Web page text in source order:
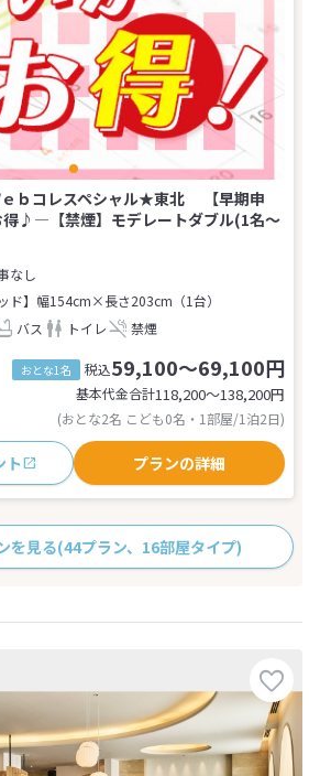
ｅｂコレスペシャル★東北 【早期申
得♪―【禁煙】モデレートダブル(1名～
なし
ッド】幅154cm×長さ203cm（1台）
バス トイレ 禁煙
おとな1名 税込59,100～69,100円
基本代金合計118,200〜138,200円
(おとな2名 こども0名・1部屋/1泊2日)
ト プランの詳細
を見る(44プラン、16部屋タイプ)